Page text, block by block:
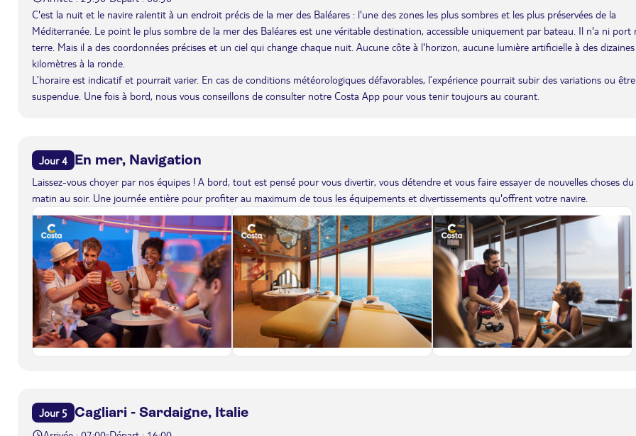
C'est la nuit et le navire ralentit à un endroit précis de la mer des Baléares : l'une des zones les plus sombres et les plus préservées de la
Méditerranée. Le point le plus sombre de la mer des Baléares est une véritable destination, accessible uniquement par bateau. Il n'a ni port
terre. Mais il a des coordonnées précises et un ciel qui change chaque nuit. Aucune côte à l'horizon, aucune lumière artificielle à des
kilomètres à la ronde.
L’horaire est indicatif et pourrait varier. En cas de conditions météorologiques défavorables, l’expérience pourrait subir des variations ou être
suspendue. Une fois à bord, nous vous conseillons de consulter notre Costa App pour vous tenir toujours au courant.
Jour 4 En mer, Navigation
Laissez-vous choyer par nos équipes ! A bord, tout est pensé pour vous divertir, vous détendre et vous faire essayer de nouvelles choses du
matin au soir. Une journée entière pour profiter au maximum de tous les équipements et divertissements qu'offrent votre navire.
Jour 5 Cagliari - Sardaigne, Italie